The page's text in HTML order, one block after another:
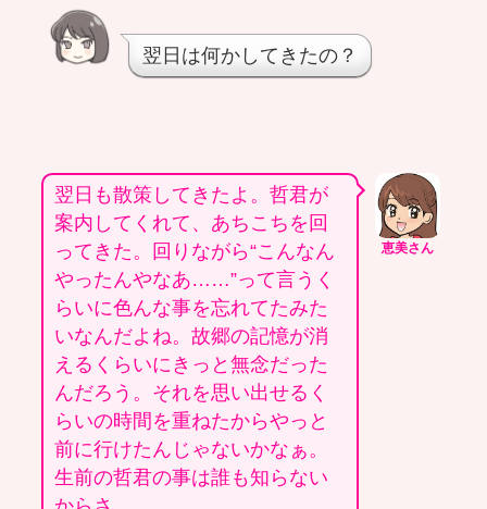
翌日は何かしてきたの？
恵美さん
翌日も散策してきたよ。哲君が
案内してくれて、あちこちを回
ってきた。回りながら“こんなん
やったんやなあ……”って言うく
らいに色んな事を忘れてたみた
いなんだよね。故郷の記憶が消
えるくらいにきっと無念だった
んだろう。それを思い出せるく
らいの時間を重ねたからやっと
前に行けたんじゃないかなぁ。
生前の哲君の事は誰も知らない